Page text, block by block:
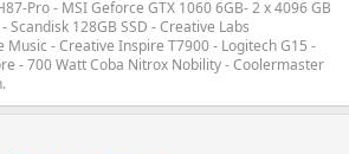
Pro - MSI Geforce GTX 1060 6GB- 2 x 4096 GB
Scandisk 128GB SSD - Creative Labs
Music - Creative Inspire T7900 - Logitech G15 -
- 700 Watt Coba Nitrox Nobility - Coolermaster